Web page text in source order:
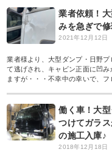
業者依頼！
みを急ぎで
2021年12月12日
業者様より、大型ダンプ・日野
て逃げされ、キャビン正面に凹
ますが・・・不幸中の幸いで、
働く車！大
つけてガラ
の施工入庫♪
2018年12月18日